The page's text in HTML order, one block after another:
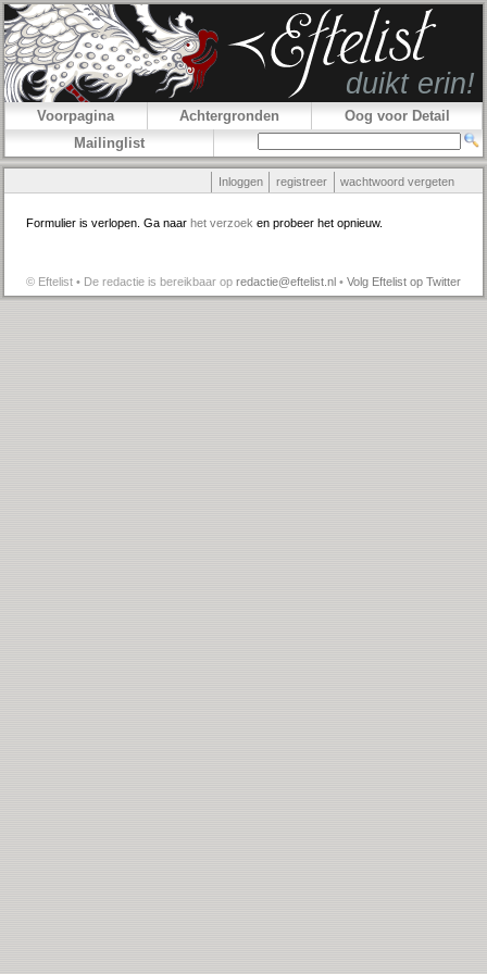
Voorpagina Achtergronden
Oog voor Detail
Mailinglist
Inloggen registreer wachtwoord vergeten
Formulier is verlopen. Ga naar het verzoek en probeer het opnieuw.
© Eftelist • De redactie is bereikbaar op redactie@eftelist.nl • Volg Eftelist op Twitter